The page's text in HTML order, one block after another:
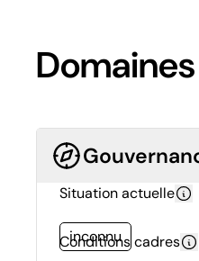
Domaines
Situation actuelle
inconnu
Conditions cadres